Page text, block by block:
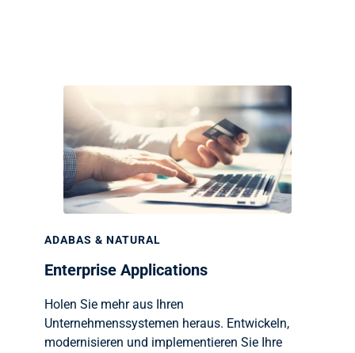
ADABAS & NATURAL
Enterprise Applications
Holen Sie mehr aus Ihren
Unternehmenssystemen heraus. Entwickeln,
modernisieren und implementieren Sie Ihre